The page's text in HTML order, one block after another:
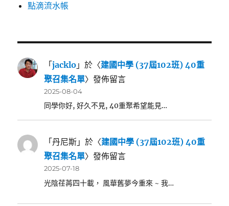
點滴流水帳
「jacklo 」於〈建國中學 (37屆102班) 40重
聚召集名單〉發佈留言
2025-08-04
同學你好, 好久不見, 40重聚希望能見…
「丹尼斯 」於〈建國中學 (37屆102班) 40重
聚召集名單〉發佈留言
2025-07-18
光陰荏苒四十載， 風華舊夢今重來 ~ 我…